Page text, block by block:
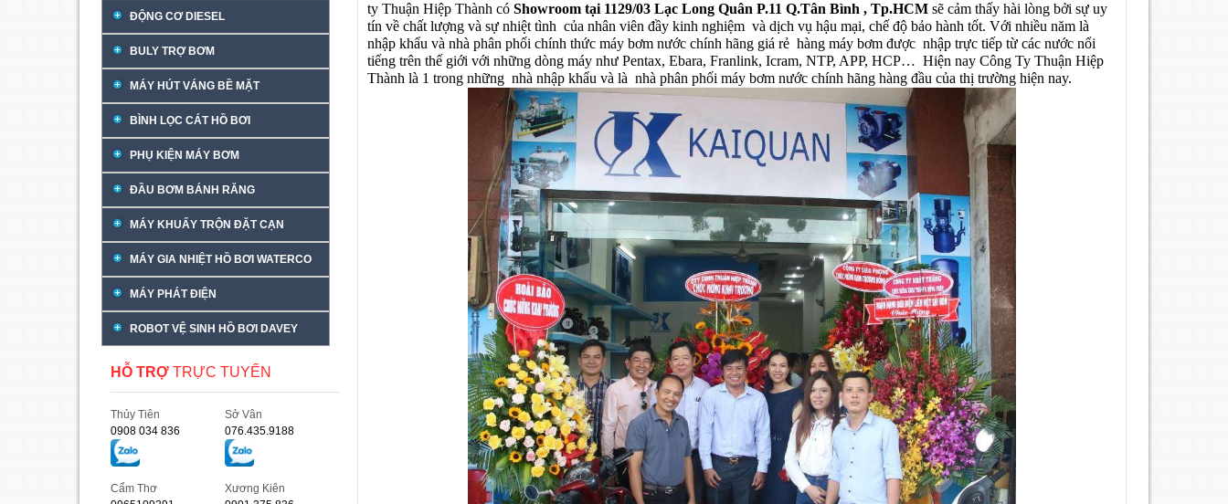
ĐỘNG CƠ DIESEL
BULY TRỢ BƠM
MÁY HÚT VÁNG BỀ MẶT
BÌNH LỌC CÁT HỒ BƠI
PHỤ KIỆN MÁY BƠM
ĐẦU BƠM BÁNH RĂNG
MÁY KHUẤY TRỘN ĐẶT CẠN
MÁY GIA NHIỆT HỒ BƠI WATERCO
MÁY PHÁT ĐIỆN
ROBOT VỆ SINH HỒ BƠI DAVEY
HỖ TRỢ TRỰC TUYẾN
Thủy Tiên
0908 034 836
Sở Vân
076.435.9188
Cẩm Thơ
Xương Kiên
ty Thuận Hiệp Thành có Showroom tại 1129/03 Lạc Long Quân P.11 Q.Tân Bình , Tp.HCM sẽ cảm thấy hài lòng bởi sự uy
tín về chất lượng và sự nhiệt tình của nhân viên đầy kinh nghiệm và dịch vụ hậu mại, chế độ bảo hành tốt. Với nhiều năm là
nhập khẩu và nhà phân phối chính thức máy bơm nước chính hãng giá rẻ hàng máy bơm được nhập trực tiếp từ các nước nổi
tiếng trên thế giới với những dòng máy như Pentax, Ebara, Franlink, Icram, NTP, APP, HCP… Hiện nay Công Ty Thuận Hiệp
Thành là 1 trong những nhà nhập khẩu và là nhà phân phối máy bơm nước chính hãng hàng đầu của thị trường hiện nay.